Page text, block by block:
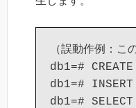
（誤動作例：こ
db1=#
db1=#
db1=#